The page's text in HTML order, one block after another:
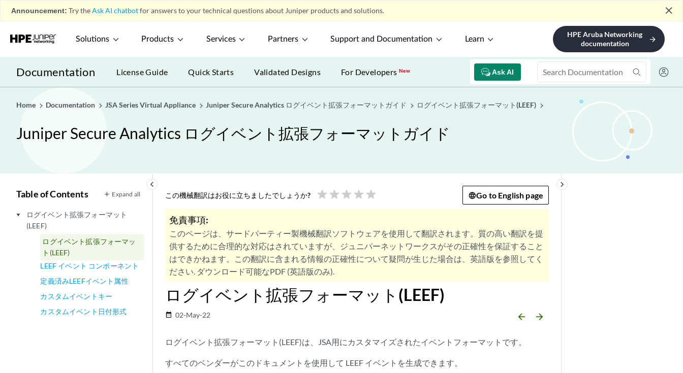
Announcement: Try theAsk AI chatbotfor answers to your technical questions about Juniper products and solutions. close
Solutions Products Services Partners Support and Documentation Learn
HPE Aruba Networking
documentation
arrow_forward
Documentation Ask AI
License Guide Quick Starts Validated Designs For DevelopersNew
Home Documentation JSA Series Virtual Appliance Juniper Secure Analytics ログイベント拡張フォーマットガイド ログイベント拡張フォーマット(LEEF)
Juniper Secure Analytics ログイベント拡張フォーマットガイド
keyboard_arrow_left
Table of Contents Expand all
play_arrow
ログイベント拡張フォーマット
(LEEF)
ログイベント拡張フォーマッ
ト(LEEF)
LEEF イベント コンポーネント
定義済みLEEFイベント属性
カスタムイベントキー
カスタムイベント日付形式
keyboard_arrow_right
この機械翻訳はお役に立ちましたでしょうか? star star star star star Go to English page
免責事項:
このページは、サードパーティー製機械翻訳ソフトウェアを使用して翻訳されます。質の高い翻訳を提
供するために合理的な対応はされていますが、ジュニパーネットワークスがその正確性を保証すること
はできかねます。この翻訳に含まれる情報の正確性について疑問が生じた場合は、英語版を参照してく
ださい. ダウンロード可能なPDF (英語版のみ).
ログイベント拡張フォーマット(LEEF)
date_range 02-May-22 arrow_backward arrow_forward
ログイベント拡張フォーマット(LEEF)は、JSA用にカスタマイズされたイベントフォーマットです。
すべてのベンダーがこのドキュメントを使用して LEEF イベントを生成できます。